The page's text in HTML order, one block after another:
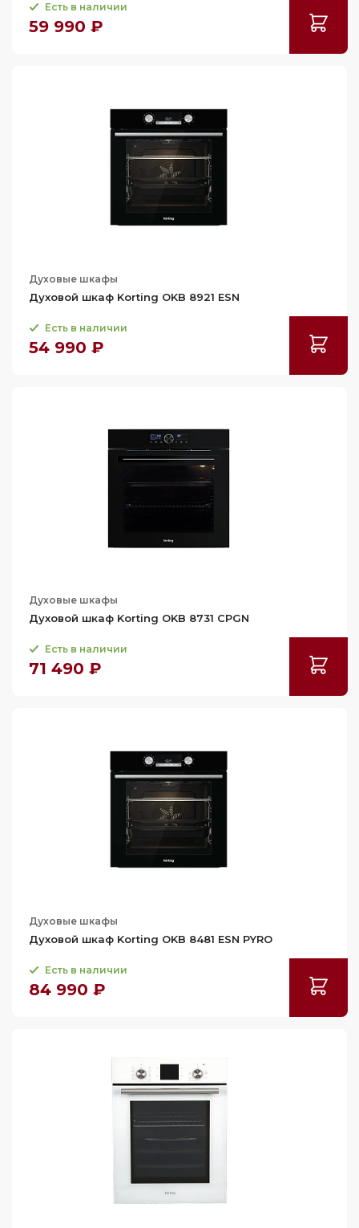
Есть в наличии
59 990 ₽
Духовые шкафы
Духовой шкаф Korting OKB 8921 ESN
Есть в наличии
54 990 ₽
Духовые шкафы
Духовой шкаф Korting OKB 8731 CPGN
Есть в наличии
71 490 ₽
Духовые шкафы
Духовой шкаф Korting OKB 8481 ESN PYRO
Есть в наличии
84 990 ₽